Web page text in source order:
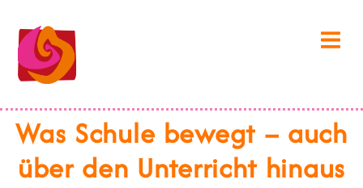
Was Schule bewegt – auch
über den Unterricht hinaus